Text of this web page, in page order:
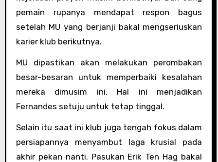
pemain rupanya mendapat respon bagus
setelah MU yang berjanji bakal mengseriuskan
karier klub berikutnya.
MU dipastikan akan melakukan perombakan
besar-besaran untuk memperbaiki kesalahan
mereka dimusim ini. Hal ini menjadikan
Fernandes setuju untuk tetap tinggal.
Selain itu saat ini klub juga tengah fokus dalam
persiapannya menyambut laga krusial pada
akhir pekan nanti. Pasukan Erik Ten Hag bakal